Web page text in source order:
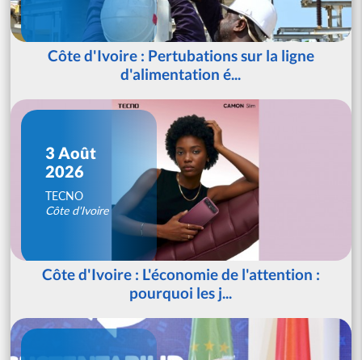
Côte d'Ivoire : Pertubations sur la ligne
d'alimentation é...
3 Août
2026
TECNO
Côte d'Ivoire
Côte d'Ivoire : L'économie de l'attention :
pourquoi les j...